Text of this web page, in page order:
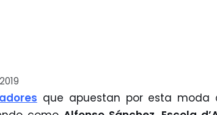
que apuestan por esta moda